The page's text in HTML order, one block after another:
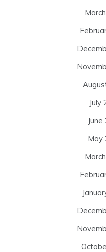
July
June
May